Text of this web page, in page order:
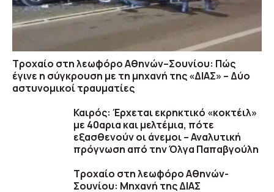
Τροχαίο στη λεωφόρο Αθηνών–Σουνίου: Πώς
έγινε η σύγκρουση με τη μηχανή της «ΔΙΑΣ» – Δύο
αστυνομικοί τραυματίες
Καιρός: Έρχεται εκρηκτικό «κοκτέιλ»
με 40αρια και μελτέμια, πότε
εξασθενούν οι άνεμοι – Αναλυτική
πρόγνωση από την Όλγα Παπαβγούλη
Τροχαίο στη λεωφόρο Αθηνών-
Σουνίου: Μηχανή της ΔΙΑΣ